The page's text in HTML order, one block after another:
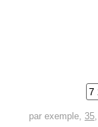
par exemple, 35,